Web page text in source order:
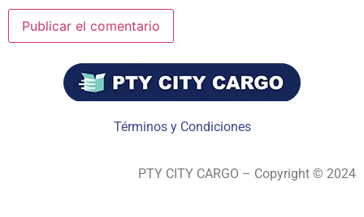
Términos y Condiciones
PTY CITY CARGO – Copyright © 2024